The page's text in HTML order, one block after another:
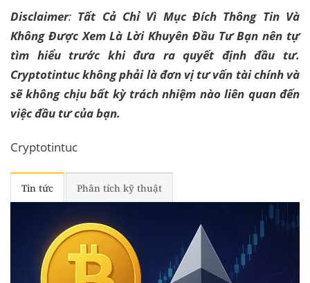
Disclaimer: Tất Cả Chỉ Vì Mục Đích Thông Tin Và
Không Được Xem Là Lời Khuyên Đầu Tư Bạn nên tự
tìm hiểu trước khi đưa ra quyết định đầu tư.
Cryptotintuc không phải là đơn vị tư vấn tài chính và
sẽ không chịu bất kỳ trách nhiệm nào liên quan đến
việc đầu tư của bạn.
Cryptotintuc
Tin tức Phân tích kỹ thuật